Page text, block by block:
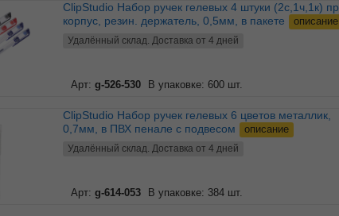
ClipStudio Набор ручек гелевых 4 штуки (2с,1ч,1к) прозр.
корпус, резин. держатель, 0,5мм, в пакете
описание
Удалённый склад. Доставка от 4 дней
Арт: g-526-530 В упаковке: 600 шт.
ClipStudio Набор ручек гелевых 6 цветов металлик,
0,7мм, в ПВХ пенале с подвесом
описание
Удалённый склад. Доставка от 4 дней
Арт: g-614-053 В упаковке: 384 шт.